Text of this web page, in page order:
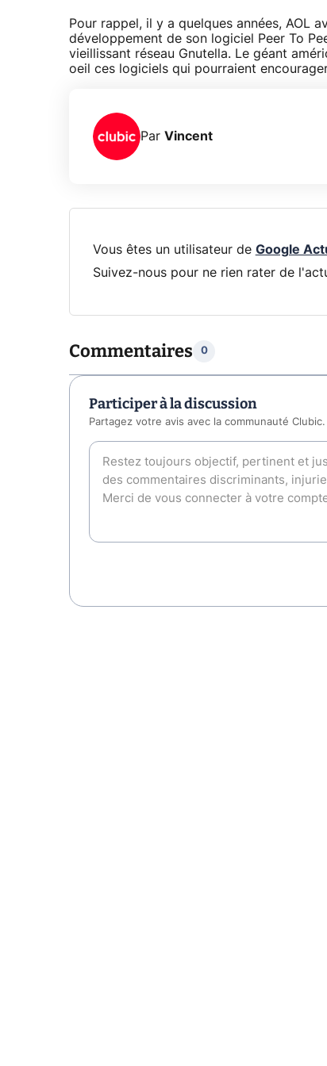
Pour rappel, il y a quelques années, AOL
développement de son logiciel Peer To
vieillissant réseau Gnutella. Le géant
oeil ces logiciels qui pourraient
Par Vincent
Vous êtes un utilisateur de Google
Suivez-nous pour ne rien rater de
Commentaires 0
Participer à la discussion
Partagez votre avis avec la communauté Clubic.